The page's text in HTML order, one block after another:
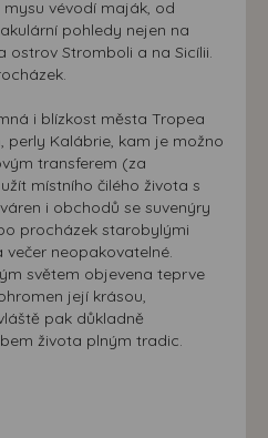
vévodí maják, od
pohledy nejen na
ostrov Stromboli a na Sicílii.
i blízkost města Tropea
Kalábrie, kam je možno
transferem (za
místního čilého života s
i obchodů se suvenýry
procházek starobylými
večer neopakovatelné.
světem objevena teprve
její krásou,
pak důkladně
života plným tradic.